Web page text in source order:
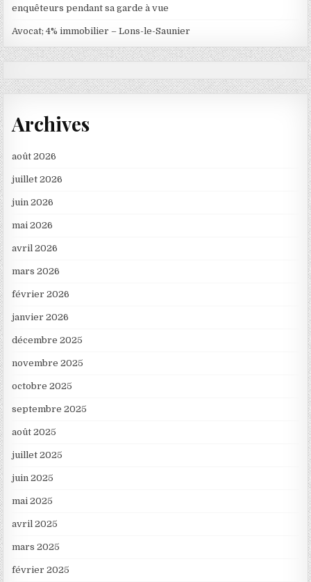
enquêteurs pendant sa garde à vue
Avocat; 4% immobilier – Lons-le-Saunier
Archives
août 2026
juillet 2026
juin 2026
mai 2026
avril 2026
mars 2026
février 2026
janvier 2026
décembre 2025
novembre 2025
octobre 2025
septembre 2025
août 2025
juillet 2025
juin 2025
mai 2025
avril 2025
mars 2025
février 2025